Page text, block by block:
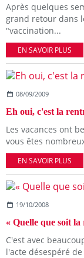
Après quelques
grand retour dans
"vaccination...
EN SAVOIR PLUS
08/09/2009
Eh oui, c'est la
Les vacances ont
vous êtes
EN SAVOIR PLUS
19/10/2008
« Quelle que soit
C'est avec
l'acte désespéré